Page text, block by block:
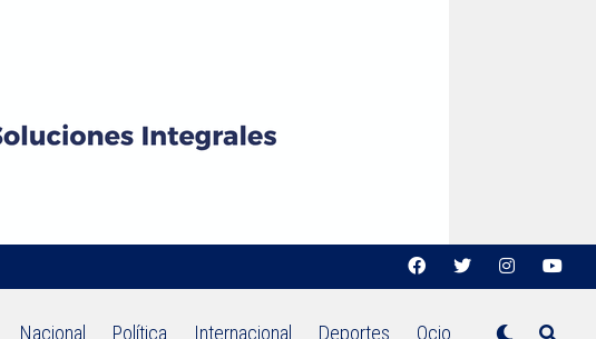
Nacional Política Internacional Deportes Ocio